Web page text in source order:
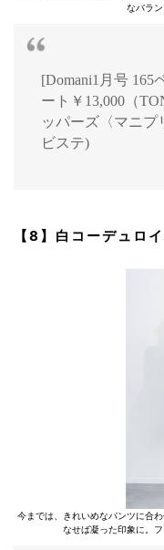
なバラン
[Domani1月号 165
ート￥13,000（
ッパーズ〈マニプ
ビステ)
【8】白コーデュロ
今までは、きれいめなパンツに合
なせば凝った印象に。